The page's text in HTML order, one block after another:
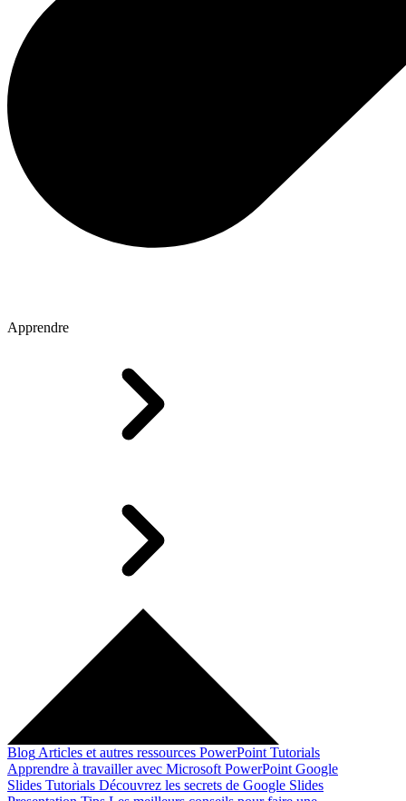
Apprendre
Blog Articles et autres ressources PowerPoint Tutorials
Apprendre à travailler avec Microsoft PowerPoint Google
Slides Tutorials Découvrez les secrets de Google Slides